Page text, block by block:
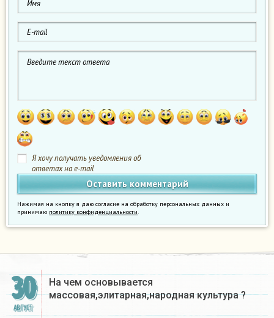
Я хочу получать уведомления об
ответах на e-mail
Нажимая на кнопку я даю согласие на обработку персональных данных и
принимаю политику конфиденциальности.
30
АВГУСТ
На чем основывается
массовая,элитарная,народная культура ?